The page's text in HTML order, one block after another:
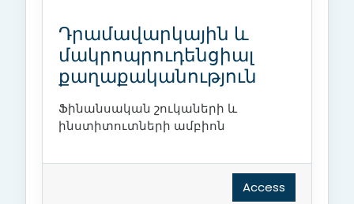
Դրամավարկային և
մակրոպրուդենցիալ
քաղաքականություն
Ֆինանսական շուկաների և
ինստիտուտների ամբիոն
Access